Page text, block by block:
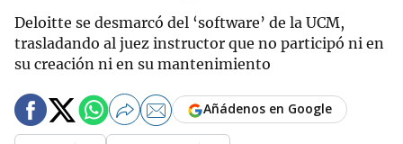
Deloitte se desmarcó del ‘software’ de la UCM,
trasladando al juez instructor que no participó ni en
su creación ni en su mantenimiento
Añádenos en Google